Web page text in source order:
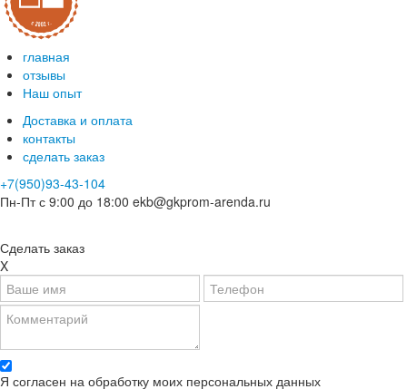
главная
отзывы
Наш опыт
Доставка и оплата
контакты
сделать заказ
+7(950)93-43-104
Пн-Пт с 9:00 до 18:00 ekb@gkprom-arenda.ru
Сделать заказ
X
Я согласен на обработку моих персональных данных